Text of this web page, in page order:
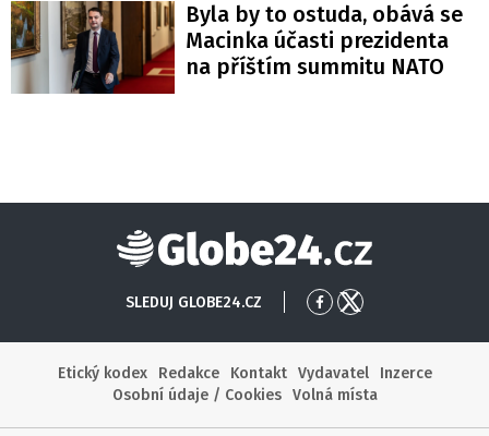
Byla by to ostuda, obává se
Macinka účasti prezidenta
na příštím summitu NATO
Globe24
SLEDUJ GLOBE24.CZ
Přejít
Facebook
Přejít
X
Etický kodex
Redakce Kontakt Vydavatel
Inzerce
Osobní údaje / Cookies
Volná místa